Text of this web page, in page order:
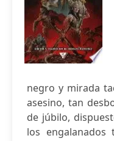
negro y mirada
asesino, tan
de júbilo,
los